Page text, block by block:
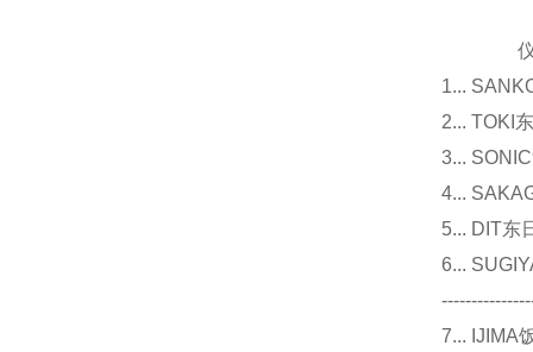
仪器
1...
2... TOKI
3...
4...
5... DIT东
6...
7... IJIMA